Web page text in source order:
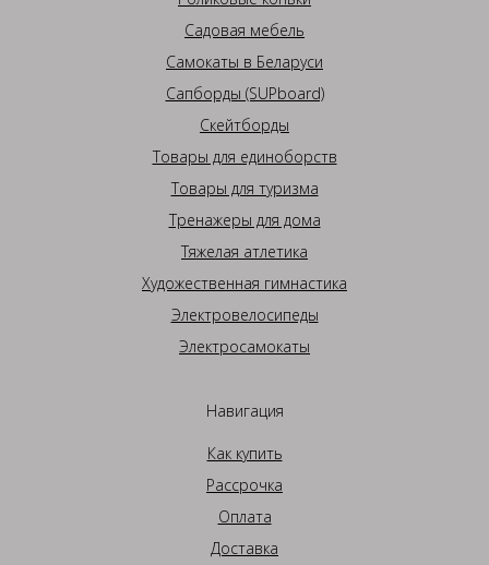
Садовая мебель
Самокаты в Беларуси
Сапборды (SUPboard)
Скейтборды
Товары для единоборств
Товары для туризма
Тренажеры для дома
Тяжелая атлетика
Художественная гимнастика
Электровелосипеды
Электросамокаты
Навигация
Как купить
Рассрочка
Оплата
Доставка